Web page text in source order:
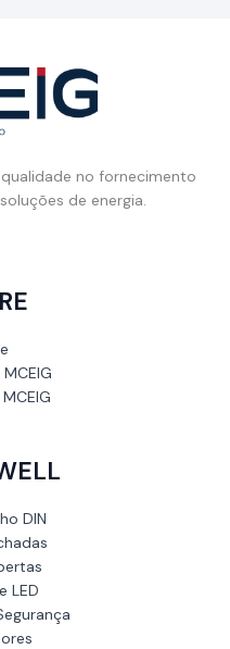
no fornecimento
de energia.
DIN
LED